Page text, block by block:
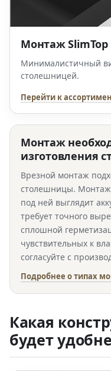
Монтаж SlimTop
Минималистичный
столешницей.
Перейти к
Монтаж
изготовления
Врезной монтаж
столешницы. Монтаж
под ней выглядит
требует точного
сплошной
чувствительных к
согласуйте с
Подробнее о типах
Какая
будет